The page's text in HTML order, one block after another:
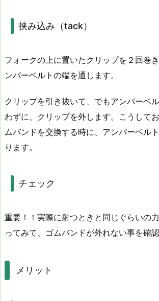
挟み込み（tack）
フォークの上に置いたクリップを２回巻
ンバーベルトの端を通します。
クリップを引き抜いて、でもアンバーベ
わずに、クリップを外します。こうして
ムバンドを交換する時に、アンバーベル
ります。
チェック
重要！！実際に射つときと同じぐらいの
ってみて、ゴムバンドが外れない事を確
メリット